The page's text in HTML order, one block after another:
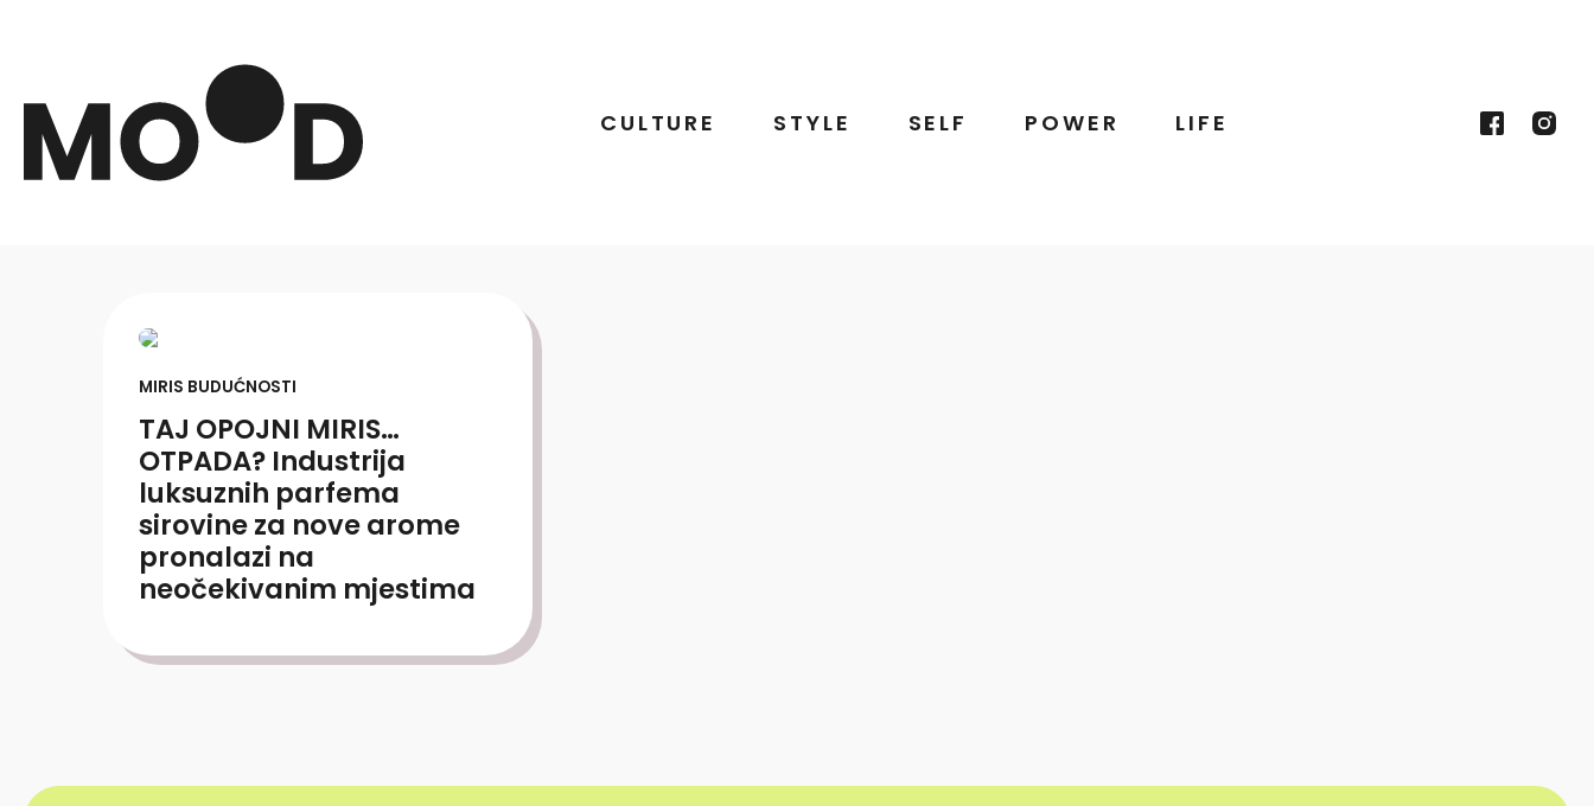
CULTURE STYLE SELF POWER LIFE
MIRIS BUDUĆNOSTI
TAJ OPOJNI MIRIS…
OTPADA? Industrija
luksuznih parfema
sirovine za nove arome
pronalazi na
neočekivanim mjestima